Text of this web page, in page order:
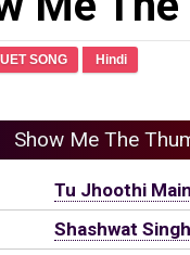
SONG Hindi
Show Me The
Tu Jhoothi
Shashwat Singh